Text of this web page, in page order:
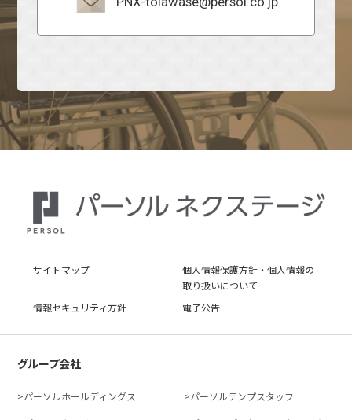
サイトマップ
個人情報保護方針・個人情報の
取り扱いについて
情報セキュリティ方針
電子公告
グループ会社
パーソルホールディングス
パーソルテンプスタッフ